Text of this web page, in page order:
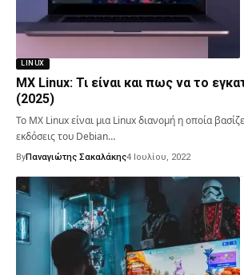
LINUX
MX Linux: Τι είναι και πως να το
(2025)
Το MX Linux είναι μια Linux διανομή η οποία
εκδόσεις του Debian…
ByΠαναγιώτης Σακαλάκης4 Ιουλίου, 2022